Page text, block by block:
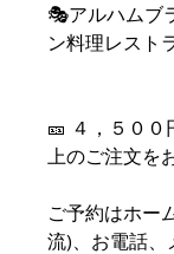
🎭アルハムブ
ン料理レスト
🎫 ４，５００
上のご注文を
ご予約はホー
流)、お電話、